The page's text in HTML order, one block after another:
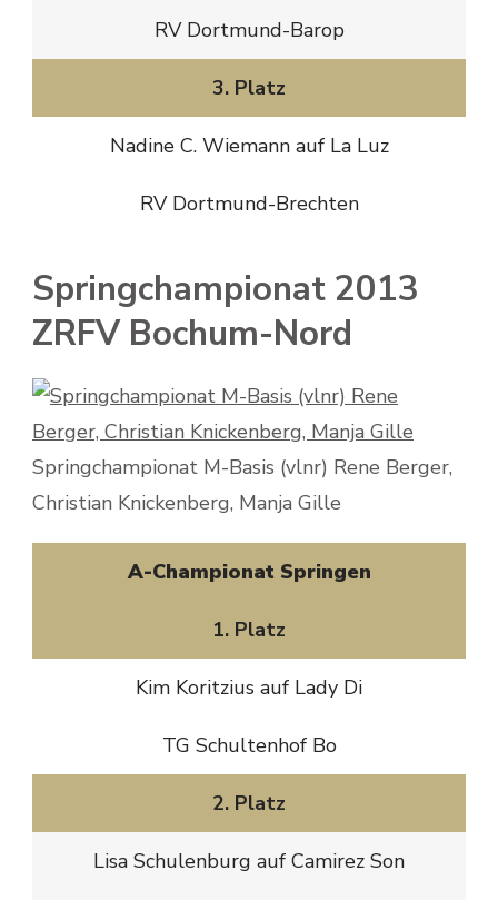
RV Dortmund-Barop
3. Platz
Nadine C. Wiemann auf La Luz
RV Dortmund-Brechten
Springchampionat 2013
ZRFV Bochum-Nord
Springchampionat M-Basis (vlnr) Rene Berger,
Christian Knickenberg, Manja Gille
A-Championat Springen
1. Platz
Kim Koritzius auf Lady Di
TG Schultenhof Bo
2. Platz
Lisa Schulenburg auf Camirez Son